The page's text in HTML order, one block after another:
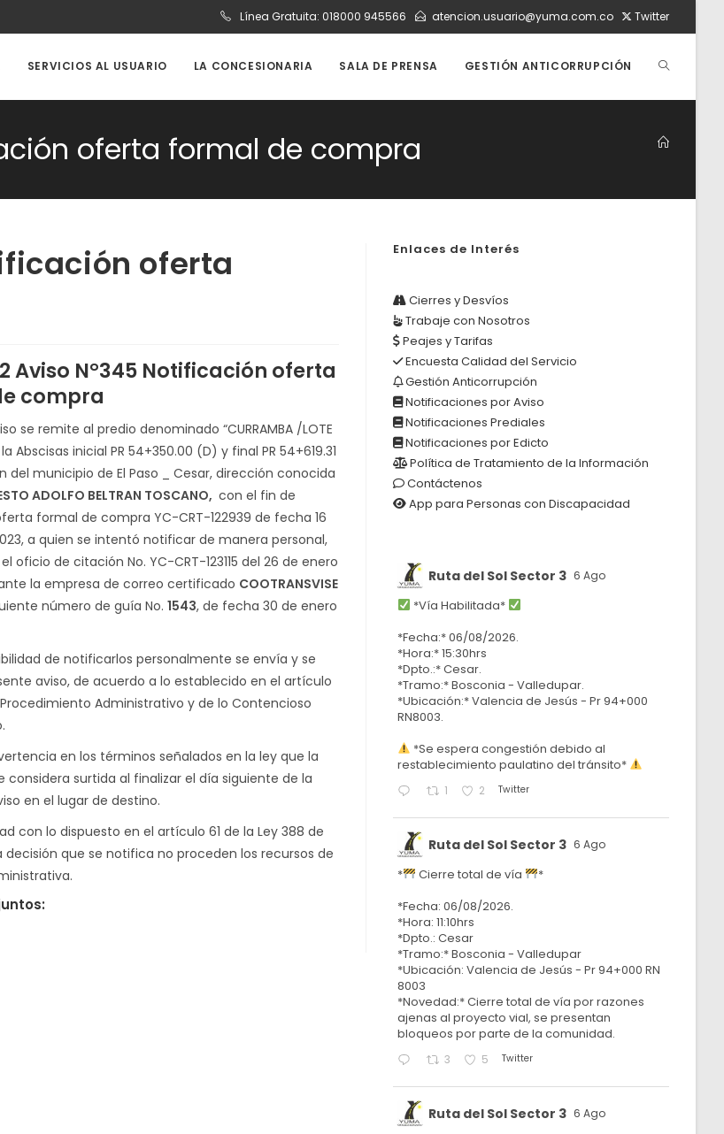
Línea Gratuita: 018000 945566 atencion.usuario@yuma.com.co Twitter
SERVICIOS AL USUARIO LA CONCESIONARIA SALA DE PRENSA GESTIÓN ANTICORRUPCIÓN ALTERNAR
BÚSQUEDA
DE
oferta formal de compra
oferta
Aviso N°345 Notificación oferta
compra
se remite al predio denominado “CURRAMBA /LOTE
Abscisas inicial PR 54+350.00 (D) y final PR 54+619.31
del municipio de El Paso _ Cesar, dirección conocida
ADOLFO BELTRAN TOSCANO, con el fin de
formal de compra YC-CRT-122939 de fecha 16
a quien se intentó notificar de manera personal,
oficio de citación No. YC-CRT-123115 del 26 de enero
la empresa de correo certificado COOTRANSVISE
número de guía No. 1543, de fecha 30 de enero
de notificarlos personalmente se envía y se
aviso, de acuerdo a lo establecido en el artículo
Administrativo y de lo Contencioso
en los términos señalados en la ley que la
considera surtida al finalizar el día siguiente de la
en el lugar de destino.
con lo dispuesto en el artículo 61 de la Ley 388 de
decisión que se notifica no proceden los recursos de
Enlaces de Interés
Cierres y Desvíos
Trabaje con Nosotros
Peajes y Tarifas
Encuesta Calidad del Servicio
Gestión Anticorrupción
Notificaciones por Aviso
Notificaciones Prediales
Notificaciones por Edicto
Política de Tratamiento de la Información
Contáctenos
App para Personas con Discapacidad
Ruta del Sol Sector 3 6 Ago
*Vía Habilitada*
*Fecha:* 06/08/2026.
*Hora:* 15:30hrs
*Dpto.:* Cesar.
*Tramo:* Bosconia - Valledupar.
*Ubicación:* Valencia de Jesús - Pr 94+000
RN8003.
*Se espera congestión debido al
restablecimiento paulatino del tránsito*
1 2 Twitter
Ruta del Sol Sector 3 6 Ago
* Cierre total de vía
*
*Fecha: 06/08/2026.
*Hora: 11:10hrs
*Dpto.: Cesar
*Tramo:* Bosconia - Valledupar
*Ubicación: Valencia de Jesús - Pr 94+000 RN
8003
*Novedad:* Cierre total de vía por razones
ajenas al proyecto vial, se presentan
bloqueos por parte de la comunidad.
3 5 Twitter
Ruta del Sol Sector 3 6 Ago